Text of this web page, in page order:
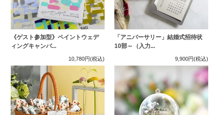
《ゲスト参加型》ペイントウェデ
ィングキャンバ...
10,780円(税込)
「アニバーサリー」結婚式招待状
10部～（入力...
9,900円(税込)